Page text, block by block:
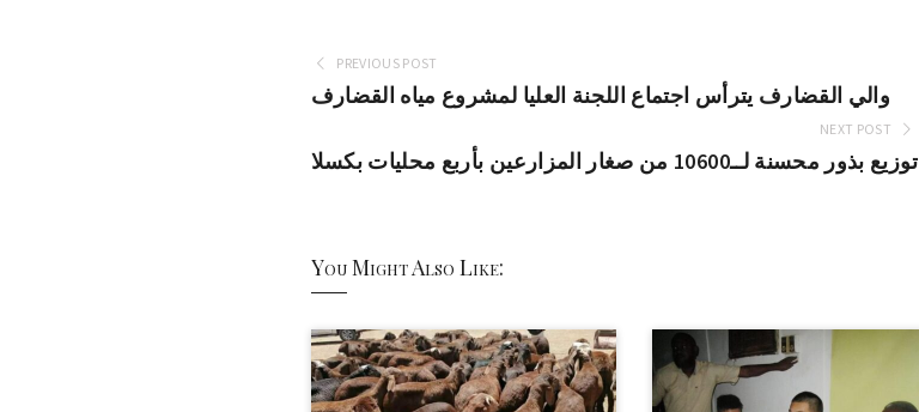
PREVIOUS POST
والي القضارف يترأس اجتماع اللجنة العليا لمشروع مياه القضارف
NEXT POST
توزيع بذور محسنة لــ10600 من صغار المزارعين بأربع محليات بكسلا
You Might Also Like: